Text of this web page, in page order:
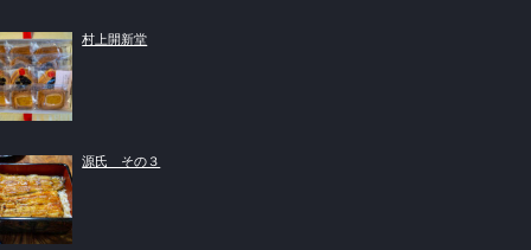
村上開新堂
源氏 その３